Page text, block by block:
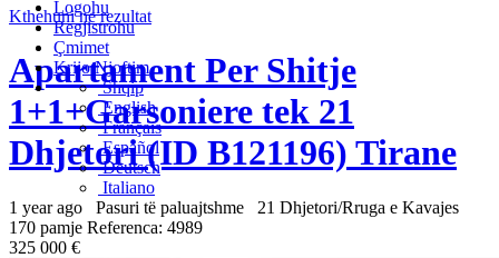
Logohu
Regjistrohu
Çmimet
Krijo Njoftim
Shqip
English
Français
Español
Deutsch
Italiano
Kthehuni ne rezultat
Apartament Per Shitje
1+1+Garsoniere tek 21
Dhjetori (ID B121196) Tirane
1 year ago Pasuri të paluajtshme
21 Dhjetori/Rruga e Kavajes
170 pamje Referenca: 4989
325 000 €